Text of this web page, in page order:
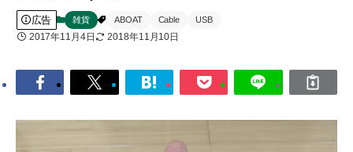
広告 雑貨 ABOAT Cable USB
2017年11月4日 2018年11月10日